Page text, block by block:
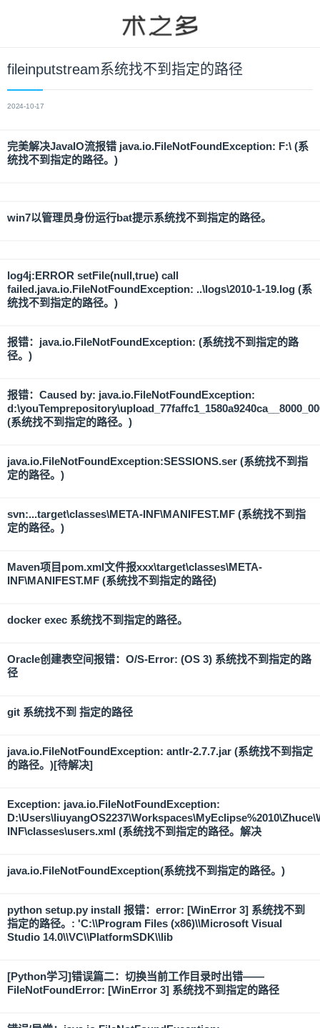
fileinputstream系统找不到指定的路径
2024-10-17
完美解决JavaIO流报错 java.io.FileNotFoundException: F:\ (系
统找不到指定的路径。)
win7以管理员身份运行bat提示系统找不到指定的路径。
log4j:ERROR setFile(null,true) call
failed.java.io.FileNotFoundException: ..\logs\2010-1-19.log (系
统找不到指定的路径。)
报错：java.io.FileNotFoundException: (系统找不到指定的路
径。)
报错：Caused by: java.io.FileNotFoundException:
(系统找不到指定的路径。)
java.io.FileNotFoundException:SESSIONS.ser (系统找不到指
定的路径。)
svn:...target\classes\META-INF\MANIFEST.MF (系统找不到指
定的路径。)
Maven项目pom.xml文件报xxx\target\classes\META-
INF\MANIFEST.MF (系统找不到指定的路径)
docker exec 系统找不到指定的路径。
Oracle创建表空间报错：O/S-Error: (OS 3) 系统找不到指定的路
径
git 系统找不到 指定的路径
java.io.FileNotFoundException: antlr-2.7.7.jar (系统找不到指定
的路径。)[待解决]
Exception: java.io.FileNotFoundException:
INF\classes\users.xml (系统找不到指定的路径。解决
java.io.FileNotFoundException(系统找不到指定的路径。)
python setup.py install 报错：error: [WinError 3] 系统找不到
指定的路径。: 'C:\\Program Files (x86)\\Microsoft Visual
Studio 14.0\\VC\\PlatformSDK\\lib
[Python学习]错误篇二：切换当前工作目录时出错——
FileNotFoundError: [WinError 3] 系统找不到指定的路径